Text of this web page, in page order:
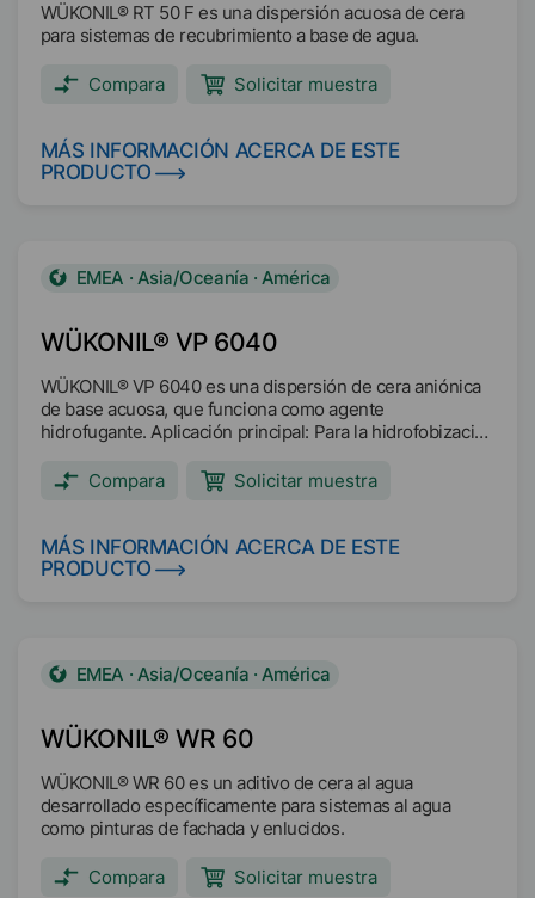
WÜKONIL® RT 50 F es una dispersión acuosa de cera
para sistemas de recubrimiento a base de agua.
Compara Solicitar muestra
MÁS INFORMACIÓN ACERCA DE ESTE
PRODUCTO
WÜKONIL® VP 6040
EMEA · Asia/Oceanía · América
WÜKONIL® VP 6040 es una dispersión de cera aniónica
de base acuosa, que funciona como agente
hidrofugante. Aplicación principal: Para la hidrofobización
resistencia al agua de los recubrimientos de papel.
Mejora la estabilidad dimensional.
Compara Solicitar muestra
MÁS INFORMACIÓN ACERCA DE ESTE
PRODUCTO
WÜKONIL® WR 60
EMEA · Asia/Oceanía · América
WÜKONIL® WR 60 es un aditivo de cera al agua
desarrollado específicamente para sistemas al agua
como pinturas de fachada y enlucidos.
Compara Solicitar muestra